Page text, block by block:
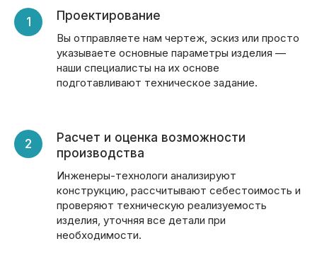
Проектирование
Вы отправляете нам чертеж, эскиз или просто
указываете основные параметры изделия —
наши специалисты на их основе
подготавливают техническое задание.
Расчет и оценка возможности
производства
Инженеры-технологи анализируют
конструкцию, рассчитывают себестоимость и
проверяют техническую реализуемость
изделия, уточняя все детали при
необходимости.